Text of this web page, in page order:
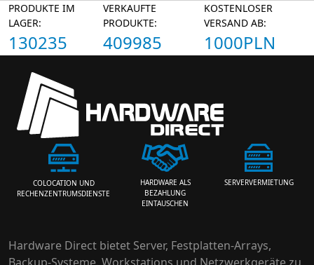
PRODUKTE IM
LAGER:
130235
VERKAUFTE
PRODUKTE:
409985
KOSTENLOSER
VERSAND AB:
1000PLN
COLOCATION UND
RECHENZENTRUMSDIENSTE
HARDWARE ALS
BEZAHLUNG
EINTAUSCHEN
SERVERVERMIETUNG
Hardware Direct bietet Server, Festplatten-Arrays,